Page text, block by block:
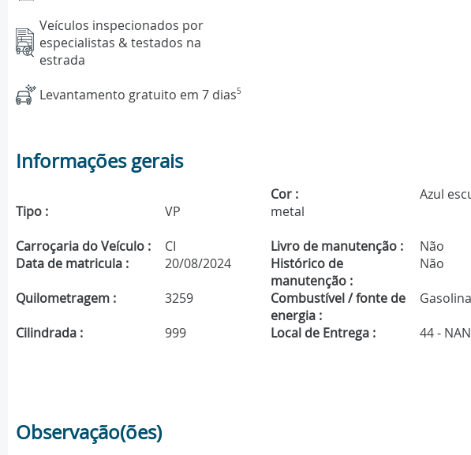
Veículos inspecionados por
especialistas & testados na
estrada
Levantamento gratuito em 7 dias5
Informações gerais
Tipo : VP
Cor :
Azul
metal
Carroçaria do Veículo : CI Livro de manutenção : Não
Data de matricula :
20/08/2024
Histórico de
manutenção :
Não
Quilometragem :
3259
Combustível / fonte de
energia :
Gasolina
Cilindrada :
999 Local de Entrega : 44 -
Observação(ões)